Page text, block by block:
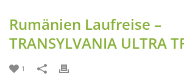
Rumänien Laufreise –
TRANSYLVANIA ULTRA
1